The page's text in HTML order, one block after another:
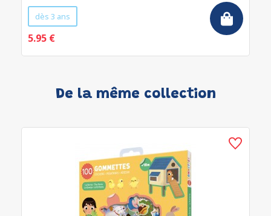
dès 3 ans
5.95 €
De la même collection